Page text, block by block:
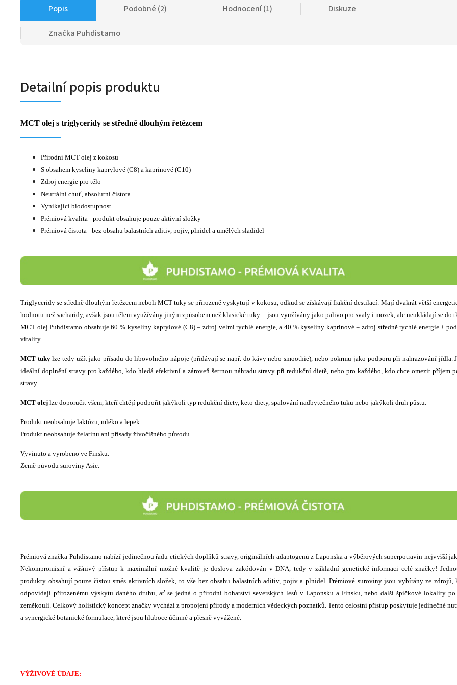
Popis Podobné (2) Hodnocení (1) Diskuze
Značka Puhdistamo
Detailní popis produktu
MCT olej s triglyceridy se středně dlouhým řetězcem
Přírodní MCT olej z kokosu
S obsahem kyseliny kaprylové (C8) a kaprinové (C10)
Zdroj energie pro tělo
Neutrální chuť, absolutní čistota
Vynikající biodostupnost
Prémiová kvalita - produkt obsahuje pouze aktivní složky
Prémiová čistota - bez obsahu balastních aditiv, pojiv, plnidel a umělých sladidel
Triglyceridy se středně dlouhým řetězcem neboli MCT tuky se přirozeně vyskytují v kokosu, odkud se získávají frakční destilací. Mají dvakrát větší
hodnotu nežsacharidy, avšak jsou tělem využívány jiným způsobem než klasické tuky – jsou využívány jako palivo pro svaly i mozek, ale neukládají se do
MCT olej Puhdistamo obsahuje 60 % kyseliny kaprylové (C8) = zdroj velmi rychlé energie, a 40 % kyseliny kaprinové = zdroj středně rychlé energie +
vitality.
MCT tukylze tedy užít jako přísadu do libovolného nápoje (přidávají se např. do kávy nebo smoothie), nebo pokrmu jako podporu při nahrazování jídla.
ideální doplnění stravy pro každého, kdo hledá efektivní a zároveň šetrnou náhradu stravy při redukční dietě, nebo pro každého, kdo chce omezit příjem
stravy.
MCT olej lze doporučit všem, kteří chtějí podpořit jakýkoli typ redukční diety, keto diety, spalování nadbytečného tuku nebo jakýkoli druh půstu.
Produkt neobsahuje laktózu, mléko a lepek.
Produkt neobsahuje želatinu ani přísady živočišného původu.
Vyvinuto a vyrobeno ve Finsku.
Země původu suroviny Asie.
Prémiová značka Puhdistamo nabízí jedinečnou řadu etických doplňků stravy, originálních adaptogenů z Laponska a výběrových superpotravin nejvyšší
Nekompromisní a vášnivý přístup k maximální možné kvalitě je doslova zakódován v DNA, tedy v základní genetické informaci celé značky!
produkty obsahují pouze čistou směs aktivních složek, to vše bez obsahu balastních aditiv, pojiv a plnidel. Prémiové suroviny jsou vybírány ze zdrojů,
odpovídají přirozenému výskytu daného druhu, ať se jedná o přírodní bohatství severských lesů v Laponsku a Finsku, nebo další špičkové lokality po
zeměkouli. Celkový holistický koncept značky vychází z propojení přírody a moderních vědeckých poznatků. Tento celostní přístup poskytuje jedinečné
a synergické botanické formulace, které jsou hluboce účinné a přesně vyvážené.
VÝŽIVOVÉ ÚDAJE: